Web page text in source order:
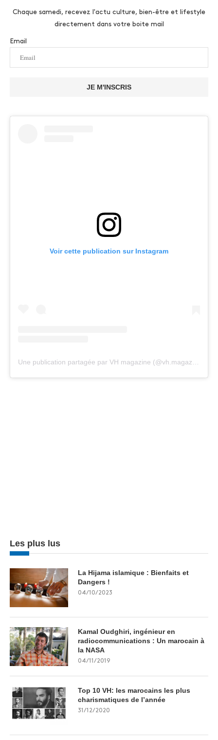
Chaque samedi, recevez l'actu culture, bien-être et lifestyle
directement dans votre boite mail
Email
JE M'INSCRIS
Voir cette publication sur Instagram
Une publication partagée par VH magazine (@vh.magazine)
Les plus lus
La Hijama islamique : Bienfaits et
Dangers !
04/10/2023
Kamal Oudghiri, ingénieur en
radiocommunications : Un marocain à
la NASA
04/11/2019
Top 10 VH: les marocains les plus
charismatiques de l’année
31/12/2020